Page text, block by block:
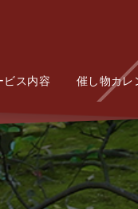
ビス内容 催し物カレ
Event